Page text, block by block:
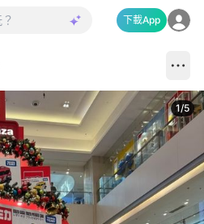
下載App
1/5